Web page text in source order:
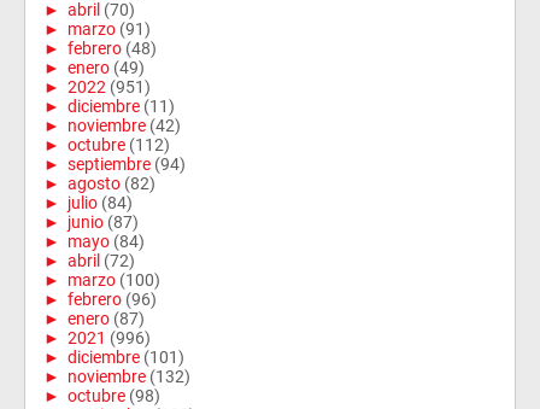
► abril (70)
► marzo (91)
► febrero (48)
► enero (49)
► 2022 (951)
► diciembre (11)
► noviembre (42)
► octubre (112)
► septiembre (94)
► agosto (82)
► julio (84)
► junio (87)
► mayo (84)
► abril (72)
► marzo (100)
► febrero (96)
► enero (87)
► 2021 (996)
► diciembre (101)
► noviembre (132)
► octubre (98)